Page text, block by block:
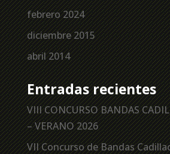
febrero 2024
diciembre 2015
abril 2014
Entradas recientes
VIII CONCURSO BANDAS
– VERANO 2026
VII Concurso de Bandas